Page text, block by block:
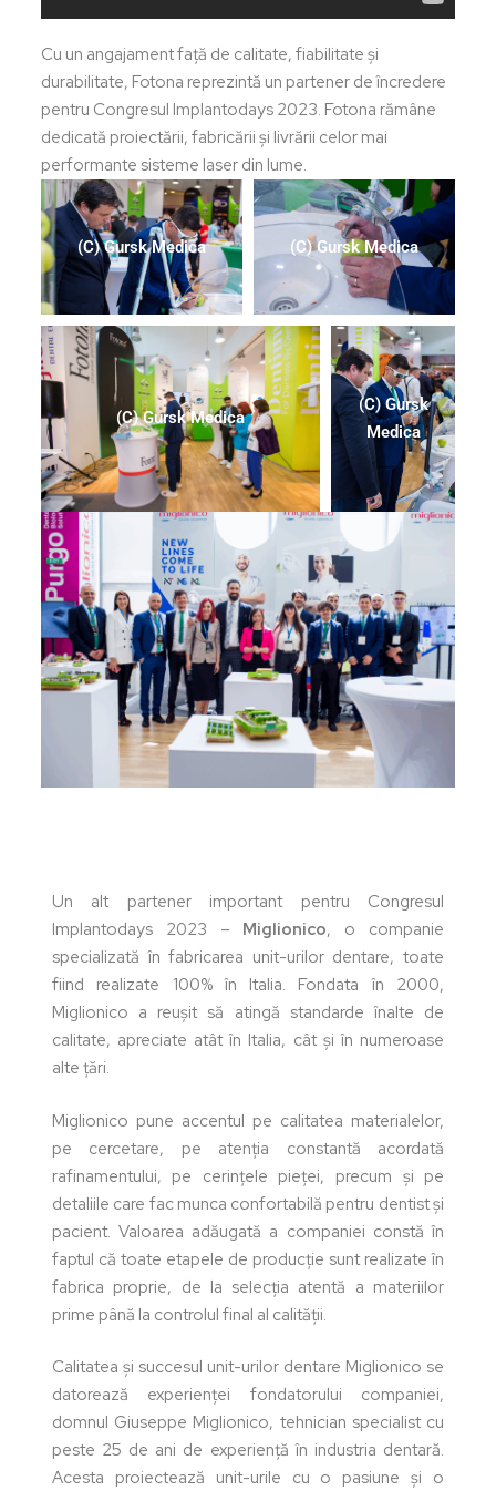
Cu un angajament față de calitate, fiabilitate și
durabilitate, Fotona reprezintă un partener de încredere
pentru Congresul Implantodays 2023. Fotona rămâne
dedicată proiectării, fabricării și livrării celor mai
performante sisteme laser din lume.
(C) Gursk Medica (C) Gursk Medica
(C) Gursk Medica
(C) Gursk
Medica
Un alt partener important pentru Congresul
Implantodays 2023 – Miglionico, o companie
specializată în fabricarea unit-urilor dentare, toate
fiind realizate 100% în Italia. Fondata în 2000,
Miglionico a reușit să atingă standarde înalte de
calitate, apreciate atât în Italia, cât și în numeroase
alte țări.
Miglionico pune accentul pe calitatea materialelor,
pe cercetare, pe atenția constantă acordată
rafinamentului, pe cerințele pieței, precum și pe
detaliile care fac munca confortabilă pentru dentist și
pacient. Valoarea adăugată a companiei constă în
faptul că toate etapele de producție sunt realizate în
fabrica proprie, de la selecția atentă a materiilor
prime până la controlul final al calității.
Calitatea și succesul unit-urilor dentare Miglionico se
datorează experienței fondatorului companiei,
domnul Giuseppe Miglionico, tehnician specialist cu
peste 25 de ani de experiență în industria dentară.
Acesta proiectează unit-urile cu o pasiune și o